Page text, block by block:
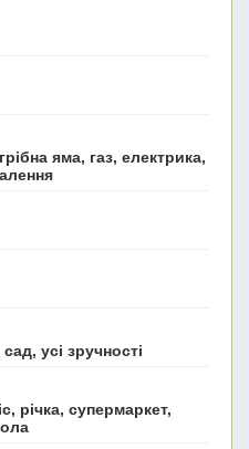
яма, газ, електрика,
усі зручності
річка, супермаркет,